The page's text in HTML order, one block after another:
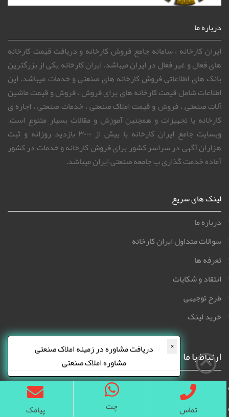
تماس چت پیامک
×
دریافت مشاوره در زمینه املاک صنعتی
مشاوره املاک صنعتی
درباره ما
ایران کارخانه ، سامانه جامع فروش کارخانه و دریافت قیمت کارخانه
های فعال و غیر فعال در ایران میباشد. ایران کارخانه یکی از بزرگترین
بانک های اطلاعاتی فروش کارخانه های صنعتی و خدمات میباشد. این
اطلاعات شامل قیمت کارخانه های برای فروش ، فروش و قیمت ماشین
آلات صنعتی ، فروش و قیمت املاک صنعتی ، خدمات صنعتی ، اجاره ی
کارخانه یا تجهیزات و همچنین آموزش و مقالات بسیار متنوع است.
وبسایت جامع ایران کارخانه با بیش از ۳۰۰۰ بازدید روزانه و ثبت
هزاران آگهی در سراسر کشور برای فروش کارخانه و خدمات در کشور
آماده خدمت گذاری ب جامعه صنعتی ایران میباشد.
لینک های سریع
درباره ما
سوالات متداول ایران کارخانه
تعرفه ها
انتقاد و شکایات
طرح توجیهی
خرید لینک
ارتباط با ما
بناب عسگرآباد بن بست نریمانی پلاک 109